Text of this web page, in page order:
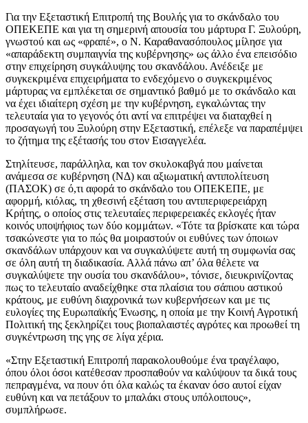
Για την Εξεταστική Επιτροπή της Βουλής για το σκάνδαλο του
ΟΠΕΚΕΠΕ και για τη σημερινή απουσία του μάρτυρα Γ. Ξυλούρη,
γνωστού και ως «φραπέ», ο Ν. Καραθανασόπουλος μίλησε για
«απαράδεκτη συμπαιγνία της κυβέρνησης» ως άλλο ένα επεισόδιο
στην επιχείρηση συγκάλυψης του σκανδάλου. Ανέδειξε με
συγκεκριμένα επιχειρήματα το ενδεχόμενο ο συγκεκριμένος
μάρτυρας να εμπλέκεται σε σημαντικό βαθμό με το σκάνδαλο και
να έχει ιδιαίτερη σχέση με την κυβέρνηση, εγκαλώντας την
τελευταία για το γεγονός ότι αντί να επιτρέψει να διαταχθεί η
προσαγωγή του Ξυλούρη στην Εξεταστική, επέλεξε να παραπέμψει
το ζήτημα της εξέτασής του στον Εισαγγελέα.
Στηλίτευσε, παράλληλα, και τον σκυλοκαβγά που μαίνεται
ανάμεσα σε κυβέρνηση (ΝΔ) και αξιωματική αντιπολίτευση
(ΠΑΣΟΚ) σε ό,τι αφορά το σκάνδαλο του ΟΠΕΚΕΠΕ, με
αφορμή, κιόλας, τη χθεσινή εξέταση του αντιπεριφερειάρχη
Κρήτης, ο οποίος στις τελευταίες περιφερειακές εκλογές ήταν
κοινός υποψήφιος των δύο κομμάτων. «Τότε τα βρίσκατε και τώρα
τσακώνεστε για το πώς θα μοιραστούν οι ευθύνες των όποιων
σκανδάλων υπάρχουν και να συγκαλύψετε αυτή τη συμφωνία σας
σε όλη αυτή τη διαδικασία. Αλλά πάνω απ’ όλα θέλετε να
συγκαλύψετε την ουσία του σκανδάλου», τόνισε, διευκρινίζοντας
πως το τελευταίο αναδείχθηκε στα πλαίσια του σάπιου αστικού
κράτους, με ευθύνη διαχρονικά των κυβερνήσεων και με τις
ευλογίες της Ευρωπαϊκής Ένωσης, η οποία με την Κοινή Αγροτική
Πολιτική της ξεκληρίζει τους βιοπαλαιστές αγρότες και προωθεί τη
συγκέντρωση της γης σε λίγα χέρια.
«Στην Εξεταστική Επιτροπή παρακολουθούμε ένα τραγέλαφο,
όπου όλοι όσοι κατέθεσαν προσπαθούν να καλύψουν τα δικά τους
πεπραγμένα, να πουν ότι όλα καλώς τα έκαναν όσο αυτοί είχαν
ευθύνη και να πετάξουν το μπαλάκι στους υπόλοιπους»,
συμπλήρωσε.